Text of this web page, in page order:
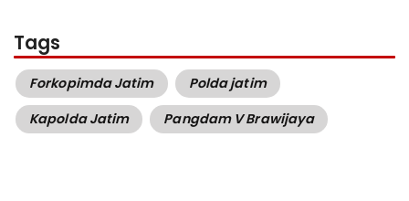
Tags
Forkopimda Jatim
Polda jatim
Kapolda Jatim
Pangdam V Brawijaya